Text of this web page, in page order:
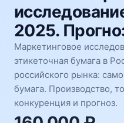
2025.
Маркетинговое
этикеточная бумага в
российского рынка:
бумага. Производство,
конкуренция и прогноз.